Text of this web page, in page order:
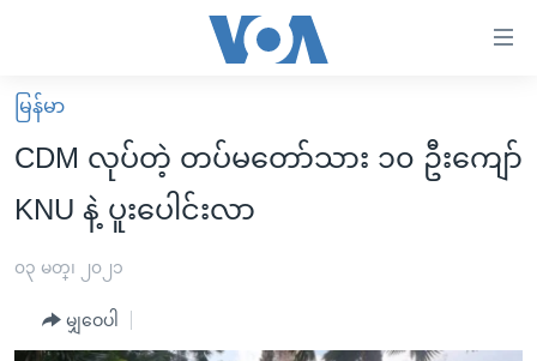
လွယ်ကူ
စေ
သည့်
များ
အကြောင်းအရာ
မူလစာမျက်နှာ
မြန်မာ
ကမ္ဘာ့သတင်းများ
ရပ်ဝန်းတခု လမ်းတခု အလွန်
မြန်မာ
CDM လုပ်တဲ့ တပ်မတော်သား ၁၀ ဦးကျော်
KNU နဲ့ ပူးပေါင်းလာ
၀၃ မတ္၊ ၂၀၂၁
မျှဝေပါ